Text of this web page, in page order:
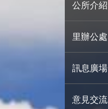
公所介紹
里辦公處
訊息廣場
意見交流